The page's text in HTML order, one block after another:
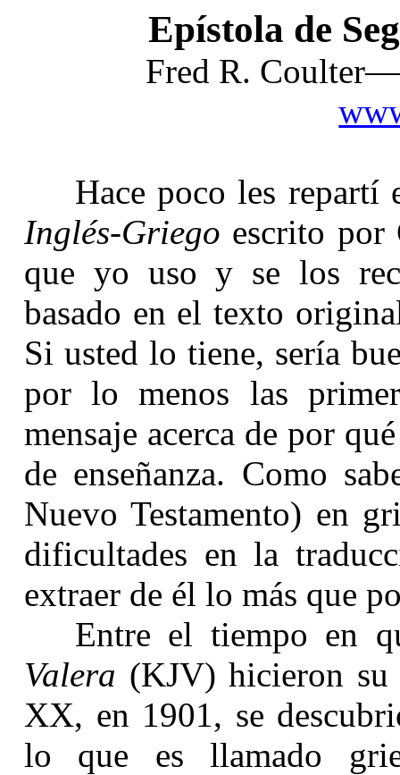
Epístola de
Fred R.
Hace poco les
Inglés-Griego escrito por
que yo uso y se los
basado en el texto
Si usted lo tiene, sería
por lo menos las
mensaje acerca de por
de enseñanza. Como
Nuevo Testamento) en
dificultades en la
extraer de él lo más que
Entre el tiempo en
Valera (KJV) hicieron
XX, en 1901, se
lo que es llamado